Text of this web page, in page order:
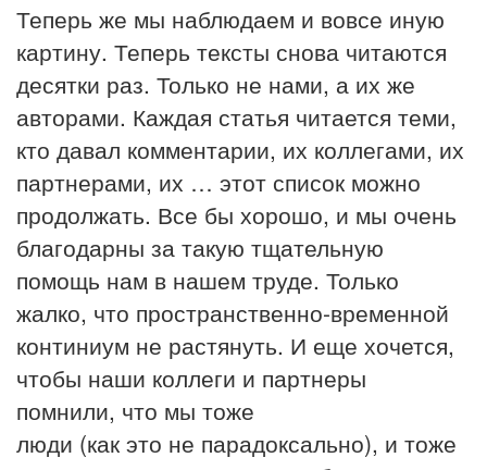
Теперь же мы наблюдаем и вовсе иную
картину. Теперь тексты снова читаются
десятки раз. Только не нами, а их же
авторами. Каждая статья читается теми,
кто давал комментарии, их коллегами, их
партнерами, их … этот список можно
продолжать. Все бы хорошо, и мы очень
благодарны за такую тщательную
помощь нам в нашем труде. Только
жалко, что пространственно-временной
континиум не растянуть. И еще хочется,
чтобы наши коллеги и партнеры
помнили, что мы тоже
люди (как это не парадоксально), и тоже